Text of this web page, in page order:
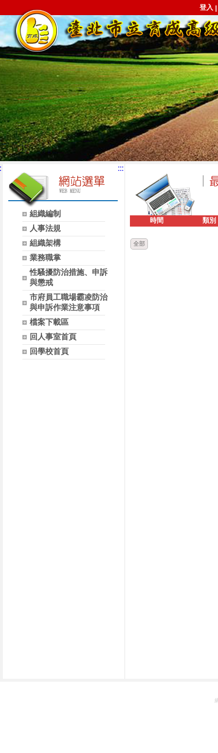
登入
組織編制
人事法規
組織架構
業務職掌
性騷擾防治措施、申訴
與懲戒
市府員工職場霸凌防治
與申訴作業注意事項
檔案下載區
回人事室首頁
回學校首頁
:::
時間 類別
全部